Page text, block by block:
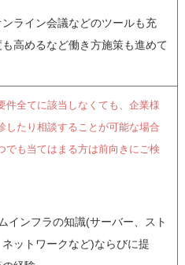
ンライン会議などのツールも充
高めるなど働き方施策も進めて
件全てに該当しなくても、企業様
したり相談することが可能な場合
でも当てはまる方は前向きにご検
インフラの知識(サーバー、スト
ットワークなど)ならびに提